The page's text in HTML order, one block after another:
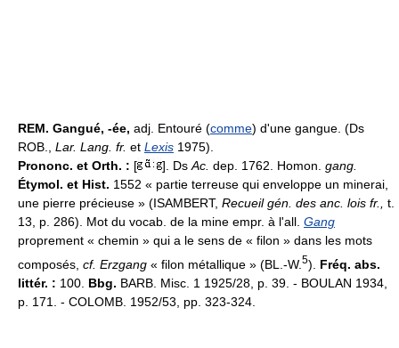
REM. Gangué, -ée, adj. Entouré (comme) d'une gangue. (Ds
ROB., Lar. Lang. fr. et Lexis 1975).
Prononc. et Orth. : [ ]. Ds Ac. dep. 1762. Homon. gang.
Étymol. et Hist. 1552 « partie terreuse qui enveloppe un minerai,
une pierre précieuse » (ISAMBERT, Recueil gén. des anc. lois fr., t.
13, p. 286). Mot du vocab. de la mine empr. à l'all. Gang
proprement « chemin » qui a le sens de « filon » dans les mots
composés, cf. Erzgang « filon métallique » (BL.-W. 5). Fréq. abs.
littér. : 100. Bbg. BARB. Misc. 1 1925/28, p. 39. - BOULAN 1934,
p. 171. - COLOMB. 1952/53, pp. 323-324.